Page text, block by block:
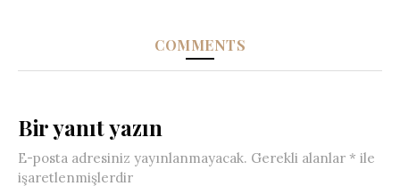
COMMENTS
Bir yanıt yazın
E-posta adresiniz yayınlanmayacak. Gerekli alanlar * ile
işaretlenmişlerdir